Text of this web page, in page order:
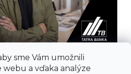
sme Vám umožnili
a vďaka analýze